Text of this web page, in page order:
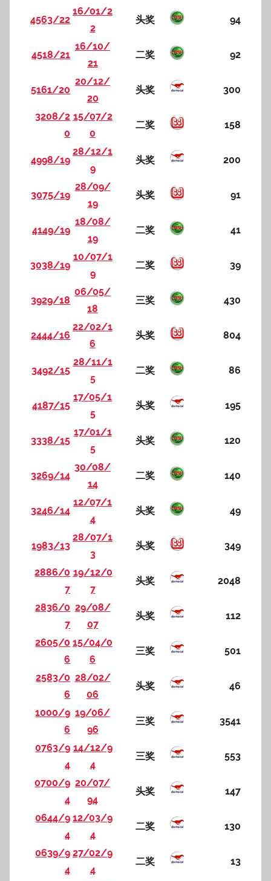
4563/22
16/01/2
2
头奖 94
4518/21
16/10/
21
二奖 92
5161/20
20/12/
20
头奖 300
3208/2
0
15/07/2
0
二奖 158
4998/19
28/12/1
9
头奖 200
3075/19
28/09/
19
头奖 91
4149/19
18/08/
19
二奖 41
3038/19
10/07/1
9
二奖 39
3929/18
06/05/
18
三奖 430
2444/16
22/02/1
6
头奖 804
3492/15
28/11/1
5
二奖 86
4187/15
17/05/1
5
头奖 195
3338/15
17/01/1
5
头奖 120
3269/14
30/08/
14
二奖 140
3246/14
12/07/1
4
头奖 49
1983/13
28/07/1
3
头奖 349
2886/0
7
19/12/0
7
头奖 2048
2836/0
7
29/08/
07
头奖 112
2605/0
6
15/04/0
6
三奖 501
2583/0
6
28/02/
06
头奖 46
1000/9
6
19/06/
96
三奖 3541
0763/9
4
14/12/9
4
三奖 553
0700/9
4
20/07/
94
头奖 147
0644/9
4
12/03/9
4
二奖 130
0639/9
4
27/02/9
4
二奖 13